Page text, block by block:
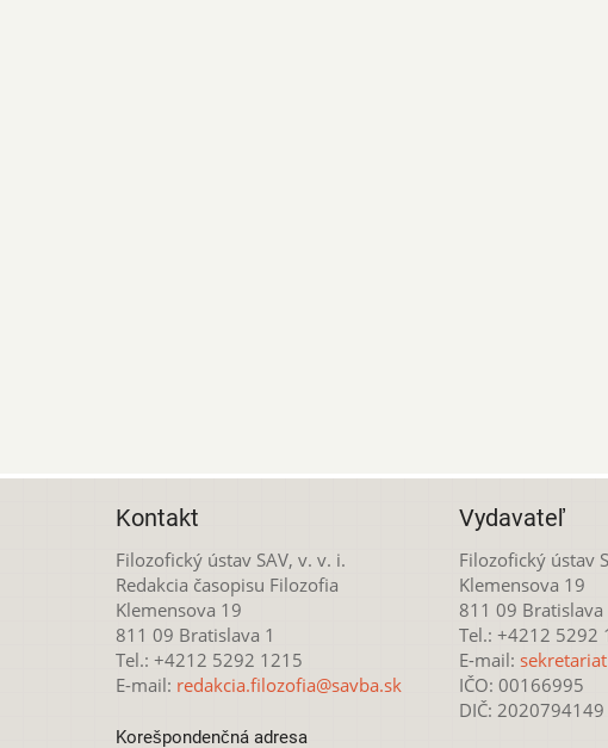
Kontakt
Filozofický ústav SAV, v. v. i.
Redakcia časopisu Filozofia
Klemensova 19
811 09 Bratislava 1
Tel.: +4212 5292 1215
E-mail: redakcia.filozofia@savba.sk
Korešpondenčná adresa
Vydavateľ
Filozofický ústav
Klemensova 19
811 09 Bratislava
Tel.: +4212 5292
E-mail:
IČO: 00166995
DIČ: 2020794149